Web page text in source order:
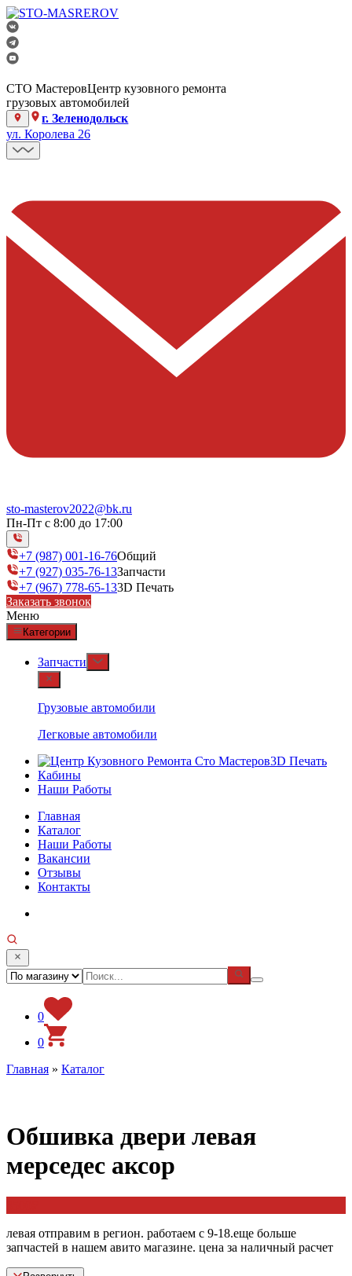
СТО МастеровЦентр кузовного ремонта
грузовых автомобилей
г. Зеленодольск
ул. Королева 26
sto-masterov2022@bk.ru
Пн-Пт с 8:00 до 17:00
+7 (987) 001-16-76Общий
+7 (927) 035-76-13Запчасти
+7 (967) 778-65-133D Печать
Заказать звонок
Меню
Категории
Запчасти
Грузовые автомобили
Легковые автомобили
3D Печать
Кабины
Наши Работы
Главная
Каталог
Наши Работы
Вакансии
Отзывы
Контакты
0
0
Главная » Каталог
Обшивка двери левая
мерседес аксор
левая отправим в регион. работаем с 9-18.еще больше
запчастей в нашем авито магазине. цена за наличный расчет